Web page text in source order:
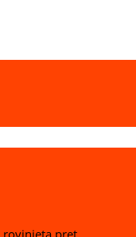
rovinieta pret,